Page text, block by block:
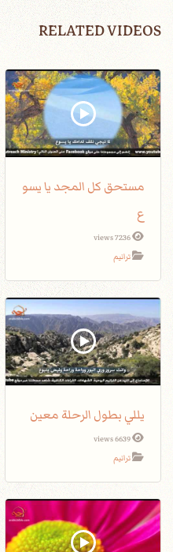
RELATED VIDEOS
مستحق كل المجد يا يسو
ع
7236 views
ترانيم
يللي بطول الرحلة معين
6639 views
ترانيم